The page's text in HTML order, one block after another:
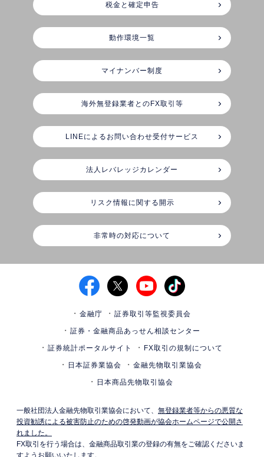
税金と確定申告
動作環境一覧
マイナンバー制度
海外無登録業者とのFX取引等
LINEによるお問い合わせ受付サービス
法人レバレッジカレンダー
リスク情報に関する開示
非常時の対応について
金融庁 証券取引等監視委員会
証券・金融商品あっせん相談センター
証券統計ポータルサイト FX取引の規制について
日本証券業協会 金融先物取引業協会
日本商品先物取引協会
一般社団法人金融先物取引業協会において、 無登録業者等からの悪質な
投資勧誘による被害防止のための啓発動画が協会ホームページで公開さ
れました。
FX取引を行う場合は、金融商品取引業の登録の有無をご確認くださいま
すようお願いいたします。